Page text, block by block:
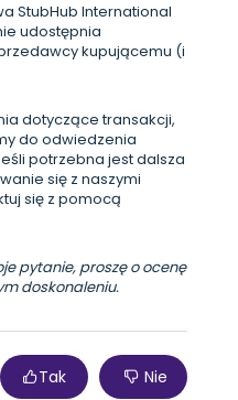
StubHub International
udostępnia
kupującemu (i
dotyczące transakcji,
do odwiedzenia
potrzebna jest dalsza
się z naszymi
się z pomocą
pytanie, proszę o ocenę
doskonaleniu.
Tak Nie